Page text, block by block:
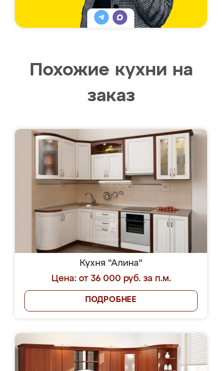
Похожие кухни на
заказ
Кухня "Алина"
Цена: от 36 000 руб. за п.м.
ПОДРОБНЕЕ